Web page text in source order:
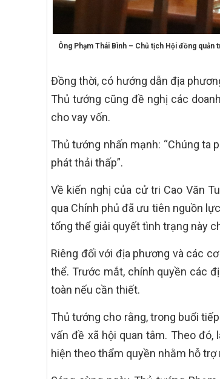
Ông Phạm Thái Bình – Chủ tịch Hội đồng
Đồng thời, có hướng dẫn địa
Thủ tướng cũng đề nghị các
cho vay vốn.
Thủ tướng nhấn mạnh: “Chúng ta
phát thải thấp”.
Về kiến nghị của cử tri Cao Văn
qua Chính phủ đã ưu tiên nguồn
tổng thể giải quyết tình trạng này
Riêng đối với địa phương và các
thể. Trước mắt, chính quyền các
toàn nếu cần thiết.
Thủ tướng cho rằng, trong buổi
vấn đề xã hội quan tâm. Theo
hiện theo thẩm quyền nhằm hỗ